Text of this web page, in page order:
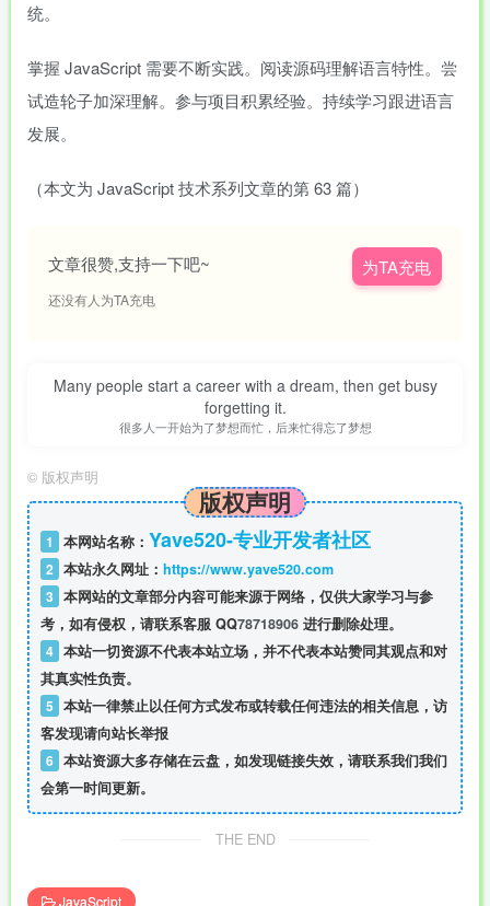
统。
掌握 JavaScript 需要不断实践。阅读源码理解语言特性。尝
试造轮子加深理解。参与项目积累经验。持续学习跟进语言
发展。
（本文为 JavaScript 技术系列文章的第 63 篇）
文章很赞,支持一下吧~
还没有人为TA充电
为TA充电
Many people start a career with a dream, then get busy
forgetting it.
很多人一开始为了梦想而忙，后来忙得忘了梦想
© 版权声明
版权声明
1 本网站名称： Yave520-专业开发者社区
2 本站永久网址： https://www.yave520.com
3 本网站的文章部分内容可能来源于网络，仅供大家学习与参
考，如有侵权，请联系客服 QQ78718906 进行删除处理。
4 本站一切资源不代表本站立场，并不代表本站赞同其观点和对
其真实性负责。
5 本站一律禁止以任何方式发布或转载任何违法的相关信息，访
客发现请向站长举报
6 本站资源大多存储在云盘，如发现链接失效，请联系我们我们
会第一时间更新。
THE END
JavaScript